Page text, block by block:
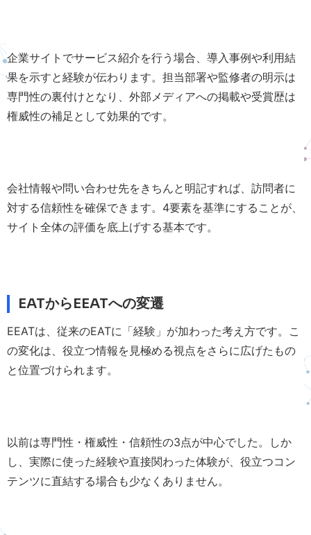
企業サイトでサービス紹介を行う場合、導入事例や利用結
果を示すと経験が伝わります。担当部署や監修者の明示は
専門性の裏付けとなり、外部メディアへの掲載や受賞歴は
権威性の補足として効果的です。
会社情報や問い合わせ先をきちんと明記すれば、訪問者に
対する信頼性を確保できます。4要素を基準にすることが、
サイト全体の評価を底上げする基本です。
EATからEEATへの変遷
EEATは、従来のEATに「経験」が加わった考え方です。こ
の変化は、役立つ情報を見極める視点をさらに広げたもの
と位置づけられます。
以前は専門性・権威性・信頼性の3点が中心でした。しか
し、実際に使った経験や直接関わった体験が、役立つコン
テンツに直結する場合も少なくありません。